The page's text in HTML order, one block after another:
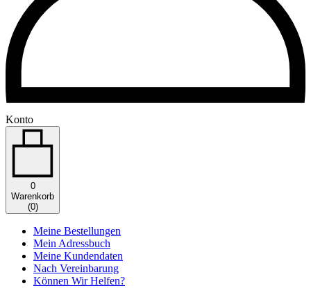
Konto
0
Warenkorb
(0)
Meine Bestellungen
Mein Adressbuch
Meine Kundendaten
Nach Vereinbarung
Können Wir Helfen?